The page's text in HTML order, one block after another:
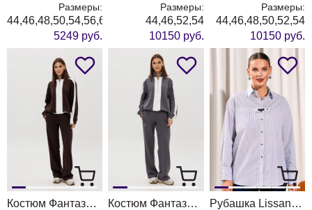
Размеры:
44,46,48,50,54,56,60
5249 руб.
Размеры:
44,46,52,54
10150 руб.
Размеры:
44,46,48,50,52,54
10150 руб.
Костюм Фантазия Мод 5330 шоколад Костюм Фантазия Мод 5330 серый Рубашка Lissana 5037 красный